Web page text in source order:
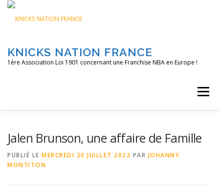
Aller
contenu
KNICKS NATION FRANCE
1ère Association Loi 1901 concernant une Franchise NBA en Europe !
Menu
PODCAST
Jalen Brunson, une affaire de Famille
PUBLIÉ LE MERCREDI 20 JUILLET 2022 PAR JOHANNY
MONTITON